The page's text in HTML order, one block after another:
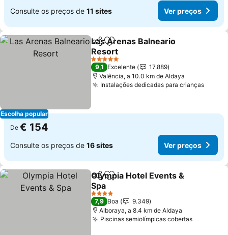
Consulte os preços de 11 sites Ver preços
Escolha popular
PartilharAdicionar aos favoritos
Las Arenas Balneario
Resort
Ver preços
5 Estrelas
9,1 Excelente
17.889
Valência, a 10.0 km de Aldaya
Instalações dedicadas para criançasVer
De € 154
Consulte os preços de 16 sites Ver preços
PartilharAdicionar aos favoritos
Olympia Hotel Events &
Spa
Ver preços
4 Estrelas
7,9 Boa
9.349
Alboraya, a 8.4 km de Aldaya
Piscinas semiolímpicas cobertasVer